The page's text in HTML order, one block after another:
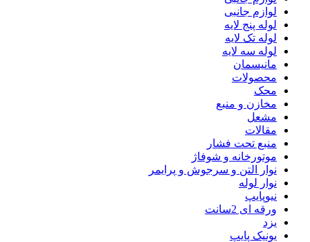
لوازم جانبی
لوله پنج لایه
لوله تک لایه
لوله سه لایه
مانیسمان
محصولات
محک
مخازن و منبع
مشعل
مقالات
منبع تحت فشار
موتورخانه و شوفاژ
نوار التن و سرجوش و پرایمر
نوار لوله
نیوپایپ
ورقه ای 2سانت
یزد
یونیک پایپ